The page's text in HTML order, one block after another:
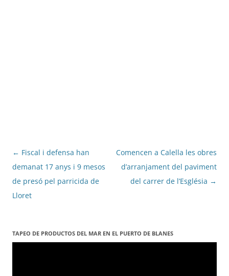
Navegació
per
les
entrades
← Fiscal i defensa han
demanat 17 anys i 9 mesos
de presó pel parricida de
Lloret
Comencen a Calella les obres
d’arranjament del paviment
del carrer de l’Església →
TAPEO DE PRODUCTOS DEL MAR EN EL PUERTO DE BLANES
Reproductor